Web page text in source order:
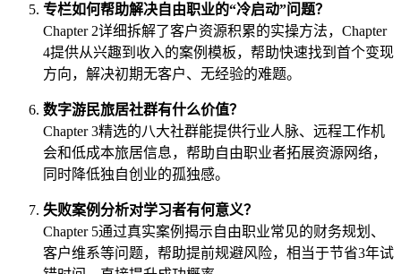
专栏如何帮助解决自由职业的“冷启动”问题？
Chapter 2详细拆解了客户资源积累的实操方法，Chapter
4提供从兴趣到收入的案例模板，帮助快速找到首个变现
方向，解决初期无客户、无经验的难题。
数字游民旅居社群有什么价值？
Chapter 3精选的八大社群能提供行业人脉、远程工作机
会和低成本旅居信息，帮助自由职业者拓展资源网络，
同时降低独自创业的孤独感。
失败案例分析对学习者有何意义？
Chapter 5通过真实案例揭示自由职业常见的财务规划、
客户维系等问题，帮助提前规避风险，相当于节省3年试